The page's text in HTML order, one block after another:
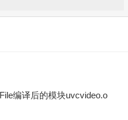
编译后的模块uvcvideo.o